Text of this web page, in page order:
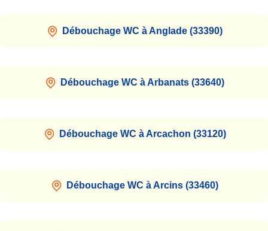
Débouchage WC à Anglade (33390)
Débouchage WC à Arbanats (33640)
Débouchage WC à Arcachon (33120)
Débouchage WC à Arcins (33460)